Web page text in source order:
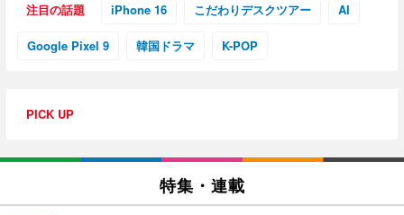
注目の話題 iPhone 16 こだわりデスクツアー AI
Google Pixel 9 韓国ドラマ K-POP
PICK UP
特集・連載